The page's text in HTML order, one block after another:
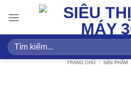
qua
dung
Tìm
kiếm:
TRANG CHỦ / SẢN PHẨM